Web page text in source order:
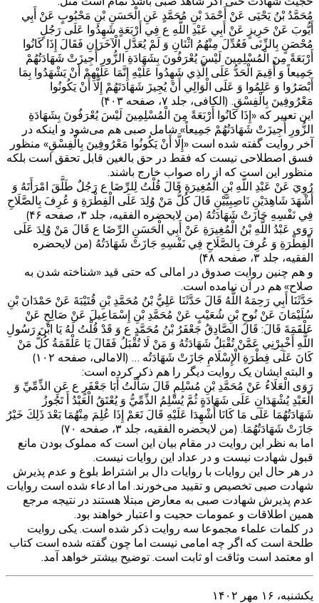
مُحَمَّدُ بْنُ يَحْيَى عَنْ أَحْمَدَ بْنِ مُحَمَّدٍ عَنِ الْحَسَنِ بْنِ مَحْبُوبٍ عَنْ أَبِي
أَيُّوبَ عَنْ حَرِيزٍ عَنْ أَبِي عَبْدِ اللَّهِ ع فِي أَرْبَعَةٍ شَهِدُوا عَلَى رَجُلٍ
مُحْصَنٍ بِالزِّنَى فَعُدِّلَ مِنْهُمُ اثْنَانِ وَ لَمْ يُعَدَّلِ الْآخَرَانِ فَقَالَ إِذَا كَانُوا
أَرْبَعَةً مِنَ الْمُسْلِمِينَ لَيْسَ يُعْرَفُونَ بِشَهَادَةِ الزُّورِ أُجِيزَتْ شَهَادَتُهُمْ
جَمِيعاً وَ أُقِيمَ الْحَدُّ عَلَى الَّذِي شَهِدُوا عَلَيْهِ إِنَّمَا عَلَيْهِمْ أَنْ يَشْهَدُوا بِمَا
أَبْصَرُوا وَ عَلِمُوا وَ عَلَى الْوَالِي أَنْ يُجِيزَ شَهَادَتَهُمْ إِلَّا أَنْ يَكُونُوا
مَعْرُوفِينَ بِالْفِسْقِ. (الکافی، جلد ۷، صفحه ۴۰۳)
این تعبیر که «إِذَا كَانُوا أَرْبَعَةً مِنَ الْمُسْلِمِينَ لَيْسَ يُعْرَفُونَ بِشَهَادَةِ
الزُّورِ أُجِيزَتْ شَهَادَتُهُمْ جَمِيعاً» شامل صبی هم می‌شود و اینکه در
آخر روایت گفته شده است «إِلَّا أَنْ يَكُونُوا مَعْرُوفِينَ بِالْفِسْقِ» منظور
فسق اصطلاحی نیست که فقط در حق بالغین قابل تحقق است بلکه
منظور این است که از راه صواب خارج باشند.
رُوِيَ عَنْ عَبْدِ اللَّهِ بْنِ الْمُغِيرَةِ قَالَ قُلْتُ لِلرِّضَا ع رَجُلٌ طَلَّقَ امْرَأَتَهُ وَ
أَشْهَدَ شَاهِدَيْنِ نَاصِبِيَّيْنِ قَالَ كُلُّ مَنْ وُلِدَ عَلَى الْفِطْرَةِ وَ عُرِفَ بِالصَّلَاحِ
فِي نَفْسِهِ جَازَتْ شَهَادَتُهُ (من لایحضره الفقیه، جلد ۳، صفحه ۴۶)
رَوَى عَبْدُ اللَّهِ بْنُ الْمُغِيرَةِ عَنْ أَبِي الْحَسَنِ الرِّضَا ع قَالَ مَنْ وُلِدَ عَلَى
الْفِطْرَةِ وَ عُرِفَ بِالصَّلَاحِ فِي نَفْسِهِ جَازَتْ شَهَادَتُهُ (من لایحضره
الفقیه، جلد ۳، صفحه ۴۸)
و هم چنین روایت صدوق در امالی که حتی قید «شناخته شدن به
صلاح» هم در آن نیامده است.
حَدَّثَنَا أَبِي رَحِمَهُ اللَّهُ قَالَ حَدَّثَنَا عَلِيُّ بْنُ مُحَمَّدِ بْنِ قُتَيْبَةَ عَنْ حَمْدَانَ بْنِ
سُلَيْمَانَ عَنْ نُوحِ بْنِ شُعَيْبٍ عَنْ مُحَمَّدِ بْنِ إِسْمَاعِيلَ عَنْ صَالِحٍ عَنْ
عَلْقَمَةَ قَالَ: قَالَ الصَّادِقُ جَعْفَرُ بْنُ مُحَمَّدٍ ع وَ قَدْ قُلْتُ لَهُ يَا ابْنَ رَسُولِ
اللَّهِ أَخْبِرْنِي عَمَّنْ تُقْبَلُ شَهَادَتُهُ وَ مَنْ لَا تُقْبَلُ فَقَالَ يَا عَلْقَمَةُ كُلُّ مَنْ
كَانَ عَلَى فِطْرَةِ الْإِسْلَامِ جَازَتْ شَهَادَتُه‏ … (الامالی، صفحه ۱۰۲)
و البته ایشان یک روایت دیگر را هم ذکر کرده است:
رَوَى الْعَلَاءُ عَنْ مُحَمَّدِ بْنِ مُسْلِمٍ قَالَ سَأَلْتُ أَبَا جَعْفَرٍ ع عَنِ الذِّمِّيِّ وَ
الْعَبْدِ يُشْهَدَانِ عَلَى شَهَادَةٍ ثُمَّ يُسْلِمُ الذِّمِّيُّ وَ يُعْتَقُ الْعَبْدُ أَ تَجُوزُ
شَهَادَتُهُمَا عَلَى مَا كَانَا أُشْهِدَا عَلَيْهِ قَالَ نَعَمْ إِذَا عُلِمَ مِنْهُمَا بَعْدَ ذَلِكَ خَيْرٌ
جَازَتْ شَهَادَتُهُمَا. (من لایحضره الفقیه، جلد ۳، صفحه ۷۰)
اما به نظر این روایت در مقام بیان این است که مملوک بودن مانع
قبول شهادت نیست و در عداد این روایات نیست.
در هر حال این روایات با روایات دال بر اشتراط بلوغ و عدم پذیرش
شهادت صبی تخصیص و تقیید می‌خورند. اما ادعاء شده است روایات
عدم پذیرش شهادت صبی به معارض مبتلا هستند در نتیجه مرجع
همین اطلاقات و عمومات حجیت و اعتبار خواهند بود.
در کلمات علماء مجموعا سه روایت ذکر شده است. یکی روایت
طلحة است که اگر چه امامی نیست اما چون گفته شده است کتاب
او معتمد است وثاقت او ثابت است. توضیح بیشتر خواهد آمد.
یکشنبه، ۱۶ مهر ۱۴۰۲